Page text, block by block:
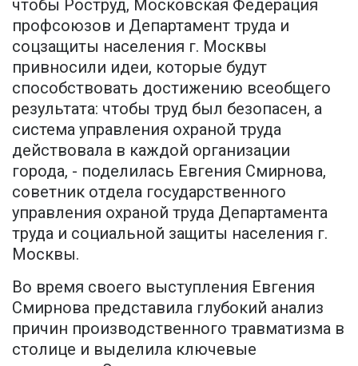
чтобы Роструд, Московская Федерация
профсоюзов и Департамент труда и
соцзащиты населения г. Москвы
привносили идеи, которые будут
способствовать достижению всеобщего
результата: чтобы труд был безопасен, а
система управления охраной труда
действовала в каждой организации
города, - поделилась Евгения Смирнова,
советник отдела государственного
управления охраной труда Департамента
труда и социальной защиты населения г.
Москвы.
Во время своего выступления Евгения
Смирнова представила глубокий анализ
причин производственного травматизма в
столице и выделила ключевые